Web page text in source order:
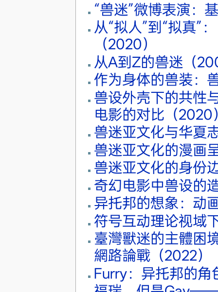
“兽迷”微博表演：
从“拟人”到“拟真”
（2020）
从A到Z的兽迷（
作为身体的兽装：
兽设外壳下的共性
电影的对比（2020
兽迷亚文化与华夏
兽迷亚文化的漫画
兽迷亚文化的身份
奇幻电影中兽设的
异托邦的想象：动
符号互动理论视域
臺灣獸迷的主體困
網路論戰（2022）
Furry：异托邦的角